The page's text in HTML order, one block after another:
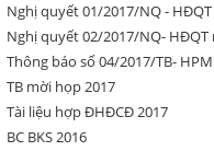
Nghị quyết 01/2017/NQ -
Nghị quyết 02/2017/NQ-
Thông báo số 04/2017/TB-
TB mời họp 2017
Tài liệu hợp ĐHĐCĐ 2017
BC BKS 2016